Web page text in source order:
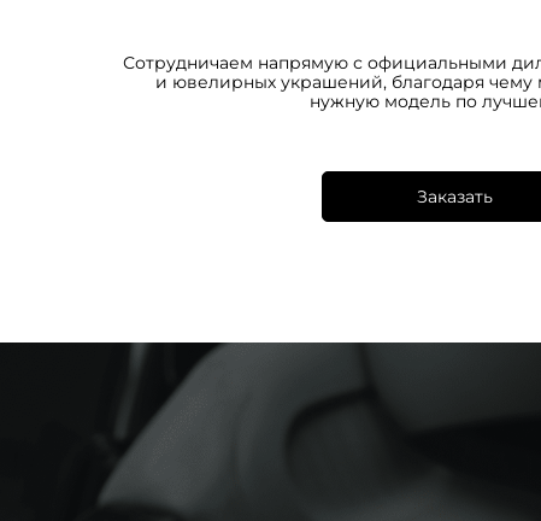
Сотрудничаем напрямую с официальными
и ювелирных украшений, благодаря
нужную модель по
Заказать